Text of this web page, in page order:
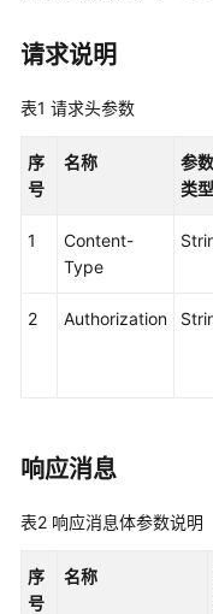
参
口
方
式
系
接
口
参
考
（API
Fabric）
请求说明
表1 请求头参数
序
号
名称
参数
类型
1
Content-
Type
2 Authorization
响应消息
表2 响应消息体参数说明
序
号
名称